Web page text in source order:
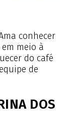
conhecer
meio à
do café
de
DOS